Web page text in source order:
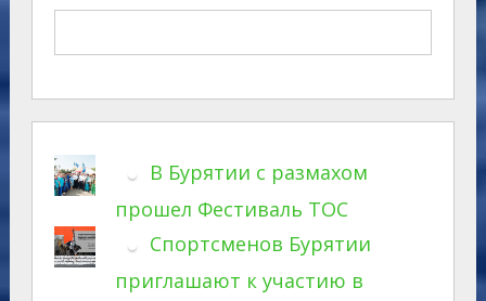
В Бурятии с размахом
прошел Фестиваль ТОС
Спортсменов Бурятии
приглашают к участию в